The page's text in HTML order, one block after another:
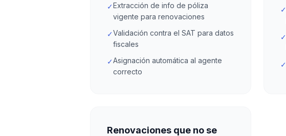
✓Extracción de info de póliza
vigente para renovaciones
✓Validación contra el SAT para datos
fiscales
✓Asignación automática al agente
correcto
✓
✓
✓
Renovaciones que no se